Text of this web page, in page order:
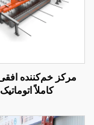
کاملاً اتوماتیک